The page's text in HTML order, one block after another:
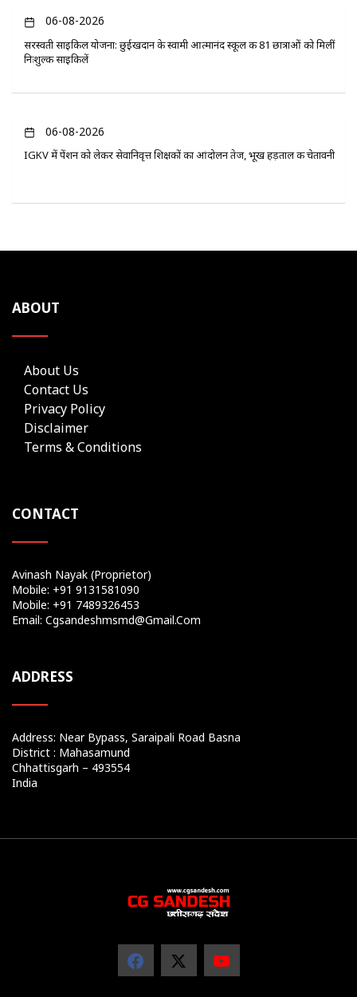
06-08-2026
सरस्वती साइकिल योजना: छुईखदान के स्वामी आत्मानंद स्कूल की 81 छात्राओं को मिलीं
निःशुल्क साइकिलें
06-08-2026
IGKV में पेंशन को लेकर सेवानिवृत्त शिक्षकों का आंदोलन तेज, भूख हड़ताल की चेतावनी
ABOUT
About Us
Contact Us
Privacy Policy
Disclaimer
Terms & Conditions
CONTACT
Avinash Nayak (Proprietor)
Mobile: +91 9131581090
Mobile: +91 7489326453
Email: Cgsandeshmsmd@gmail.com
ADDRESS
Address: Near Bypass, Saraipali Road Basna
District : Mahasamund
Chhattisgarh – 493554
India